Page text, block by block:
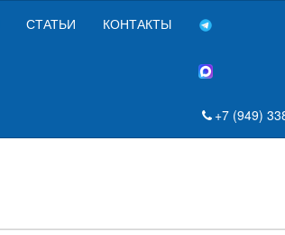
СТАТЬИ КОНТАКТЫ
+7 (949)